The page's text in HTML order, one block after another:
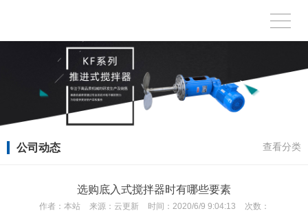
公司动态 查看分类
选购底入式搅拌器时有哪些要素
作者： 本站 来源： 云更新 时间： 2020/6/9 9:04:13 次数：